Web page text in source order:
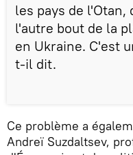
les pays de l'Otan,
l'autre bout de la
en Ukraine. C'est
t-il dit.
Ce problème a
Andreï Suzdaltsev,